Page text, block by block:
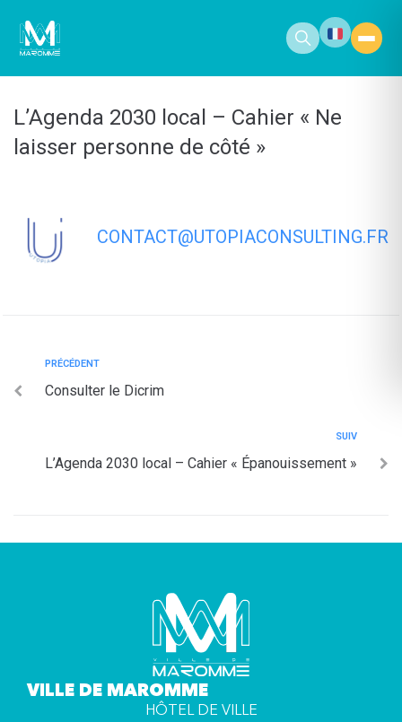
principal
L’Agenda 2030 local – Cahier « Ne
laisser personne de côté »
CONTACT@UTOPIACONSULTING.FR
PRÉCÉDENT
Consulter le Dicrim
SUIV
L’Agenda 2030 local – Cahier « Épanouissement »
VILLE DE MAROMME
HÔTEL DE VILLE